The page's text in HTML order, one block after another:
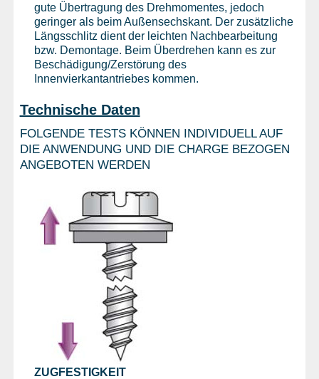
gute Übertragung des Drehmomentes, jedoch
geringer als beim Außensechskant. Der zusätzliche
Längsschlitz dient der leichten Nachbearbeitung
bzw. Demontage. Beim Überdrehen kann es zur
Beschädigung/Zerstörung des
Innenvierkantantriebes kommen.
Technische Daten
FOLGENDE TESTS KÖNNEN INDIVIDUELL AUF
DIE ANWENDUNG UND DIE CHARGE BEZOGEN
ANGEBOTEN WERDEN
ZUGFESTIGKEIT